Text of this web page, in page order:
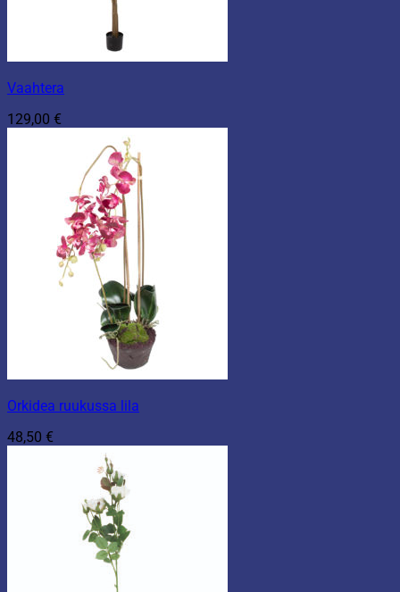
Vaahtera
129,00 €
Orkidea ruukussa lila
48,50 €